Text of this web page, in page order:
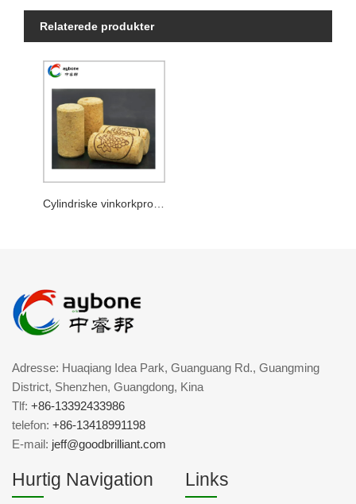
Relaterede produkter
Cylindriske vinkorkpropper
Adresse: Huaqiang Idea Park, Guanguang Rd., Guangming
District, Shenzhen, Guangdong, Kina
Tlf: +86-13392433986
telefon: +86-13418991198
E-mail: jeff@goodbrilliant.com
Hurtig Navigation Links